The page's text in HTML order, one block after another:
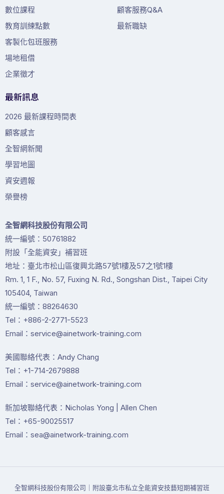
數位課程
教育訓練點數
客製化包班服務
場地租借
企業徵才
顧客服務Q&A
最新職缺
最新訊息
2026 最新課程時間表
顧客感言
全智網新聞
學習地圖
資安週報
榮譽榜
全智網科技股份有限公司
統一編號：50761882
附設「全能資安」補習班
地址：臺北市松山區復興北路57號1樓及57之1號1樓
Rm. 1, 1 F., No. 57, Fuxing N. Rd., Songshan Dist., Taipei City
105404, Taiwan
統一編號：88264630
Tel：+886-2-2771-5523
Email：service@ainetwork-training.com
美國聯絡代表：Andy Chang
Tel：+1-714-2679888
Email：service@ainetwork-training.com
新加坡聯絡代表：Nicholas Yong | Allen Chen
Tel：+65-90025517
Email：sea@ainetwork-training.com
全智網科技股份有限公司｜附設臺北市私立全能資安技藝短期補習班